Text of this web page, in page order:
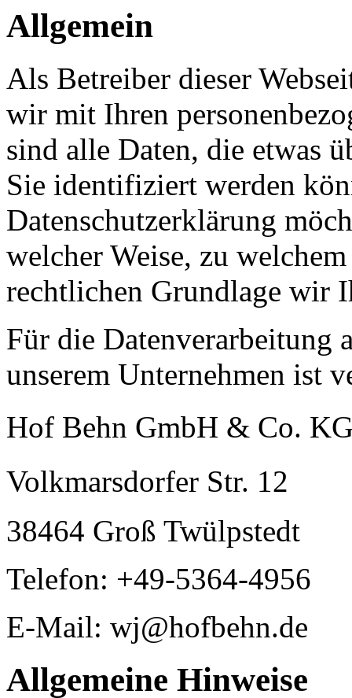
Allgemein
Als Betreiber dieser
wir mit Ihren
sind alle Daten, die etwas
Sie identifiziert werden
Datenschutzerklärung
welcher Weise, zu
rechtlichen Grundlage wir
Für die Datenverarbeitung
unserem Unternehmen ist
Hof Behn GmbH & Co.
Volkmarsdorfer Str. 12
38464 Groß Twülpstedt
Telefon: +49-5364-4956
E-Mail: wj@hofbehn.de
Allgemeine Hinweise